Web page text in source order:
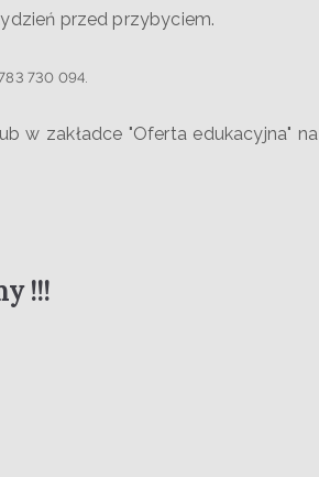
przed przybyciem.
730 094.
w zakładce "Oferta edukacyjna" na
!!!